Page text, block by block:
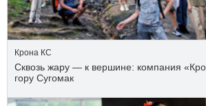
Крона КС
Сквозь жару — к вершине: компания
гору Сугомак